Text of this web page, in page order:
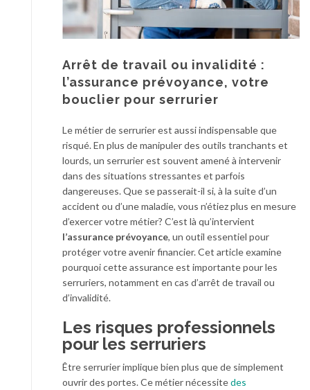
Arrêt de travail ou invalidité :
l’assurance prévoyance, votre
bouclier pour serrurier
Le métier de serrurier est aussi indispensable que
risqué. En plus de manipuler des outils tranchants et
lourds, un serrurier est souvent amené à intervenir
dans des situations stressantes et parfois
dangereuses. Que se passerait-il si, à la suite d’un
accident ou d’une maladie, vous n’étiez plus en mesure
d’exercer votre métier? C’est là qu’intervient
l’assurance prévoyance, un outil essentiel pour
protéger votre avenir financier. Cet article examine
pourquoi cette assurance est importante pour les
serruriers, notamment en cas d’arrêt de travail ou
d’invalidité.
Les risques professionnels
pour les serruriers
Être serrurier implique bien plus que de simplement
ouvrir des portes. Ce métier nécessitedes